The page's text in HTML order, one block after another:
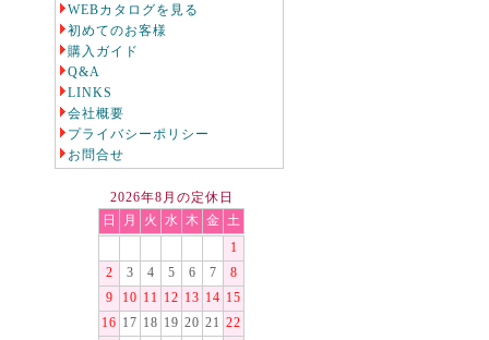
WEBカタログを見る
初めてのお客様
購入ガイド
Q&A
LINKS
会社概要
プライバシーポリシー
お問合せ
2026年8月の定休日
日
月 火 水 木 金
土
1
2
3 4 5 6 7
8
9
10 11 12 13 14 15
16 17 18 19 20 21 22